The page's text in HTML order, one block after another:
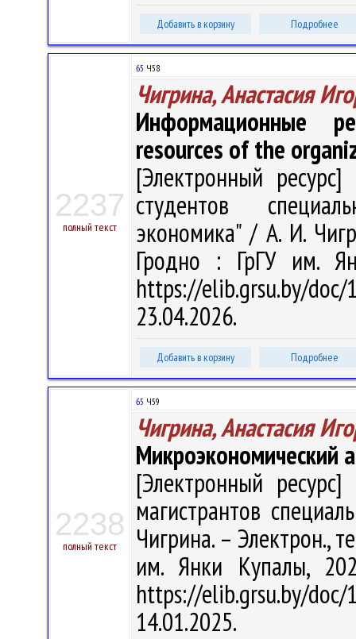
Добавить в корзину Подробнее
2237
полный текст
65 Ч58
Чигрина, Анастасия
Информационные
resources of the
[Электронный
студентов
экономика" / А. И.
Гродно : ГрГУ им.
https://elib.grsu.by/
23.04.2026.
Добавить в корзину Подробнее
2238
полный текст
65 Ч59
Чигрина, Анастасия
Микроэкономический
[Электронный
магистрантов
Чигрина. – Электрон.,
им. Янки Купалы,
https://elib.grsu.by/
14.01.2025.